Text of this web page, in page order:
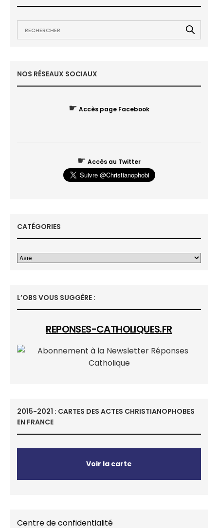
NOS RÉSEAUX SOCIAUX
☛ Accès page Facebook
☛ Accès au Twitter
CATÉGORIES
L’OBS VOUS SUGGÈRE :
REPONSES-CATHOLIQUES.FR
2015-2021 : CARTES DES ACTES CHRISTIANOPHOBES
EN FRANCE
Voir la carte
Centre de confidentialité